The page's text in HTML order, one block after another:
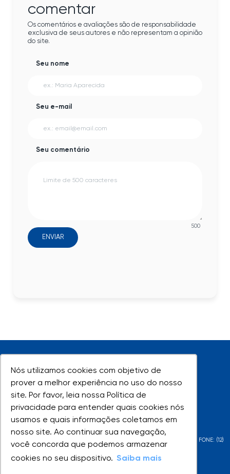
Nós utilizamos cookies com objetivo de
prover a melhor experiência no uso do nosso
site. Por favor, leia nossa Política de
privacidade para entender quais cookies nós
usamos e quais informações coletamos em
nosso site. Ao continuar sua navegação,
você concorda que podemos armazenar
cookies no seu dispositivo. Saiba mais
Nós utilizamos cookies com objetivo de
prover a melhor experiência no uso do nosso
site. Por favor, leia nossa Política de
privacidade para entender quais cookies nós
usamos e quais informações coletamos em
nosso site. Ao continuar sua navegação,
você concorda que podemos armazenar
cookies no seu dispositivo. Saiba mais
comentar
Os comentários e avaliações são de responsabilidade
exclusiva de seus autores e não representam a opinião
do site.
Seu nome
Seu e-mail
Seu comentário
500
ENVIAR
UNIVAP - Todos os direitos reservados
AV. SHISHIMA HIFUMI, 2911 - URBANOVA - SÃO JOSÉ DOS CAMPOS - SP - FONE: (12)